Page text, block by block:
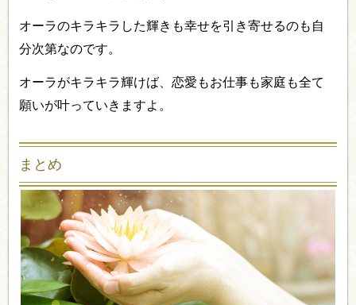
オーラのキラキラした輝きも幸せを引き寄せるのも自
分次第なのです。
オーラがキラキラ輝けば、恋愛もお仕事も家庭も全て
願いが叶っていきますよ。
まとめ